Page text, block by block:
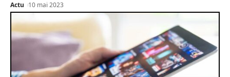
Actu 10 mai 2023